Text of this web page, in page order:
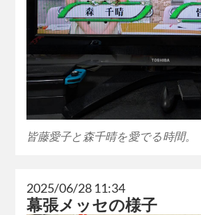
皆藤愛子と森千晴を愛でる時間。
2025/06/28 11:34
幕張メッセの様子